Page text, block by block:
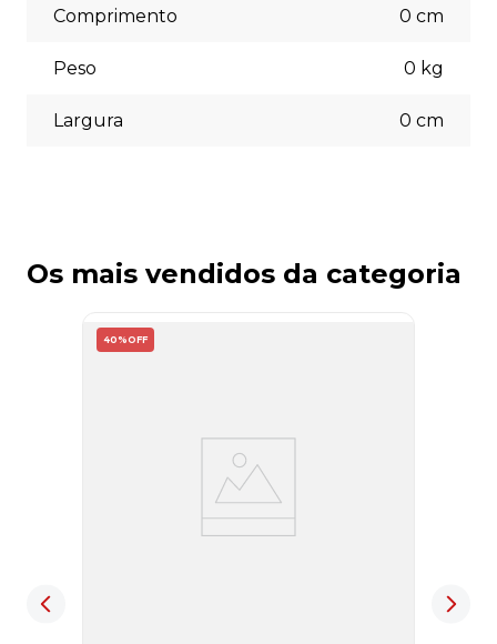
Comprimento 0 cm
Peso 0 kg
Largura 0 cm
Os mais vendidos da categoria
40% OFF